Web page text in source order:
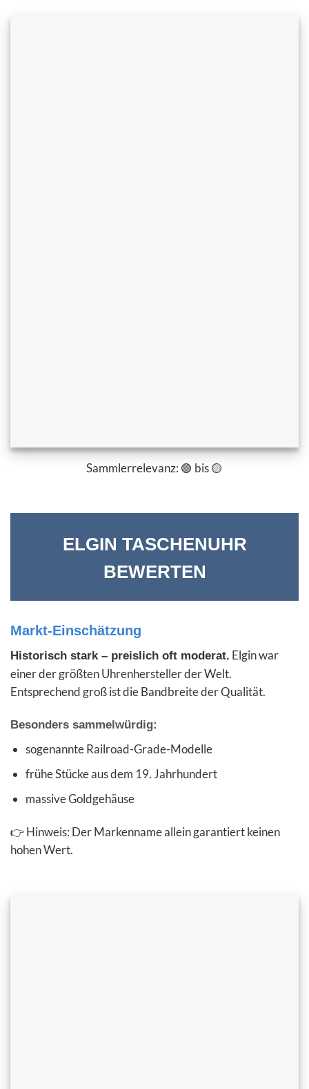
Sammlerrelevanz: 🟢 bis 🟡
ELGIN TASCHENUHR
BEWERTEN
Markt-Einschätzung
Historisch stark – preislich oft moderat. Elgin war
einer der größten Uhrenhersteller der Welt.
Entsprechend groß ist die Bandbreite der Qualität.
Besonders sammelwürdig:
sogenannte Railroad-Grade-Modelle
frühe Stücke aus dem 19. Jahrhundert
massive Goldgehäuse
👉 Hinweis: Der Markenname allein garantiert keinen
hohen Wert.